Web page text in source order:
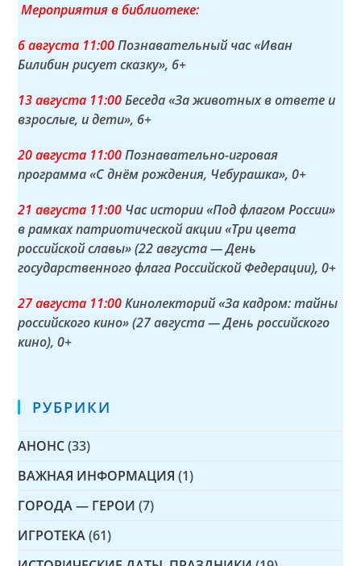
Мероприятия в библиотеке:
6 августа 11:00Познавательный час «Иван
Билибин рисует сказку», 6+
13 августа 11:00Беседа «За животных в ответе и
взрослые, и дети», 6+
20 августа 11:00Познавательно-игровая
программа «С днём рождения, Чебурашка», 0+
21 августа 11:00 Час истории «Под флагом России»
в рамках патриотической акции «Три цвета
российской славы» (22 августа — День
государственного флага Российской Федерации), 0+
27 августа 11:00Кинолекторий «За кадром: тайны
российского кино» (27 августа — День российского
кино), 0+
РУБРИКИ
АНОНС (33)
ВАЖНАЯ ИНФОРМАЦИЯ (1)
ГОРОДА — ГЕРОИ (7)
ИГРОТЕКА (61)